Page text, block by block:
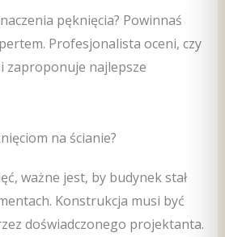
pęknięcia? Powinnaś
Profesjonalista oceni, czy
zaproponuje najlepsze
na ścianie?
ważne jest, by budynek stał
Konstrukcja musi być
doświadczonego projektanta.